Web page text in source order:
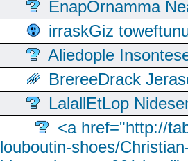
EnapOrnamma
irraskGiz
Aliedople
BrereeDrack
LalallEtLop
<a href="http://
louboutin-shoes/